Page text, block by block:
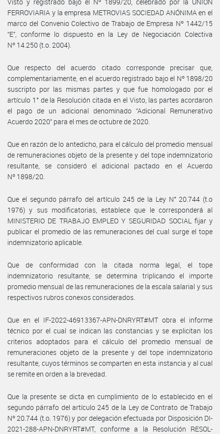
FERROVIARIA y la empresa METROVIAS SOCIEDAD ANÓNIMA en el
marco del Convenio Colectivo de Trabajo de Empresa Nº 1442/15
“E”, conforme lo dispuesto en la Ley de Negociación Colectiva
Nº 14.250 (t.o. 2004).
Que respecto del acuerdo citado corresponde precisar que,
complementariamente, en el acuerdo registrado bajo el Nº 1898/20
suscripto por las mismas partes y que fue homologado por el
artículo 1° de la Resolución citada en el Visto, las partes acordaron
el pago de un adicional denominado “Adicional Remunerativo
Acuerdo 2020” para el mes de octubre de 2020.
Que en razón de lo antedicho, para el cálculo del promedio mensual
de remuneraciones objeto de la presente y del tope indemnizatorio
resultante, se consideró el adicional pactado en el Acuerdo
Nº 1898/20.
Que el segundo párrafo del artículo 245 de la Ley N° 20.744 (t.o
1976) y sus modificatorias, establece que le corresponderá al
MINISTERIO DE TRABAJO EMPLEO Y SEGURIDAD SOCIAL fijar y
publicar el promedio de las remuneraciones del cual surge el tope
indemnizatorio aplicable.
Que de conformidad con la citada norma legal, el tope
indemnizatorio resultante, se determina triplicando el importe
promedio mensual de las remuneraciones de la escala salarial y sus
respectivos rubros conexos considerados.
Que en el IF-2022-46913367-APN-DNRYRT#MT obra el informe
técnico por el cual se indican las constancias y se explicitan los
criterios adoptados para el cálculo del promedio mensual de
remuneraciones objeto de la presente y del tope indemnizatorio
resultante, cuyos términos se comparten en esta instancia y al cual
se remite en orden a la brevedad.
Que la presente se dicta en cumplimiento de lo establecido en el
segundo párrafo del artículo 245 de la Ley de Contrato de Trabajo
Nº 20.744 (t.o. 1976) y por delegación efectuada por Disposición DI-
2021-288-APN-DNRYRT#MT, conforme a la Resolución RESOL-